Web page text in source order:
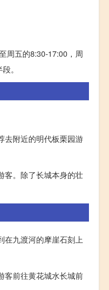
周五的8:30-17:00，周
。
去附近的明代板栗园游
客。除了长城本身的壮
在九渡河的摩崖石刻上
客前往黄花城水长城前